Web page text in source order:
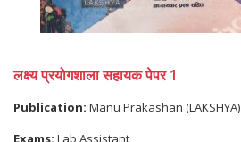
लक्ष्य प्रयोगशाला सहायक पेपर 1
Publication: Manu Prakashan (LAKSHYA)
Exams: Lab Assistant